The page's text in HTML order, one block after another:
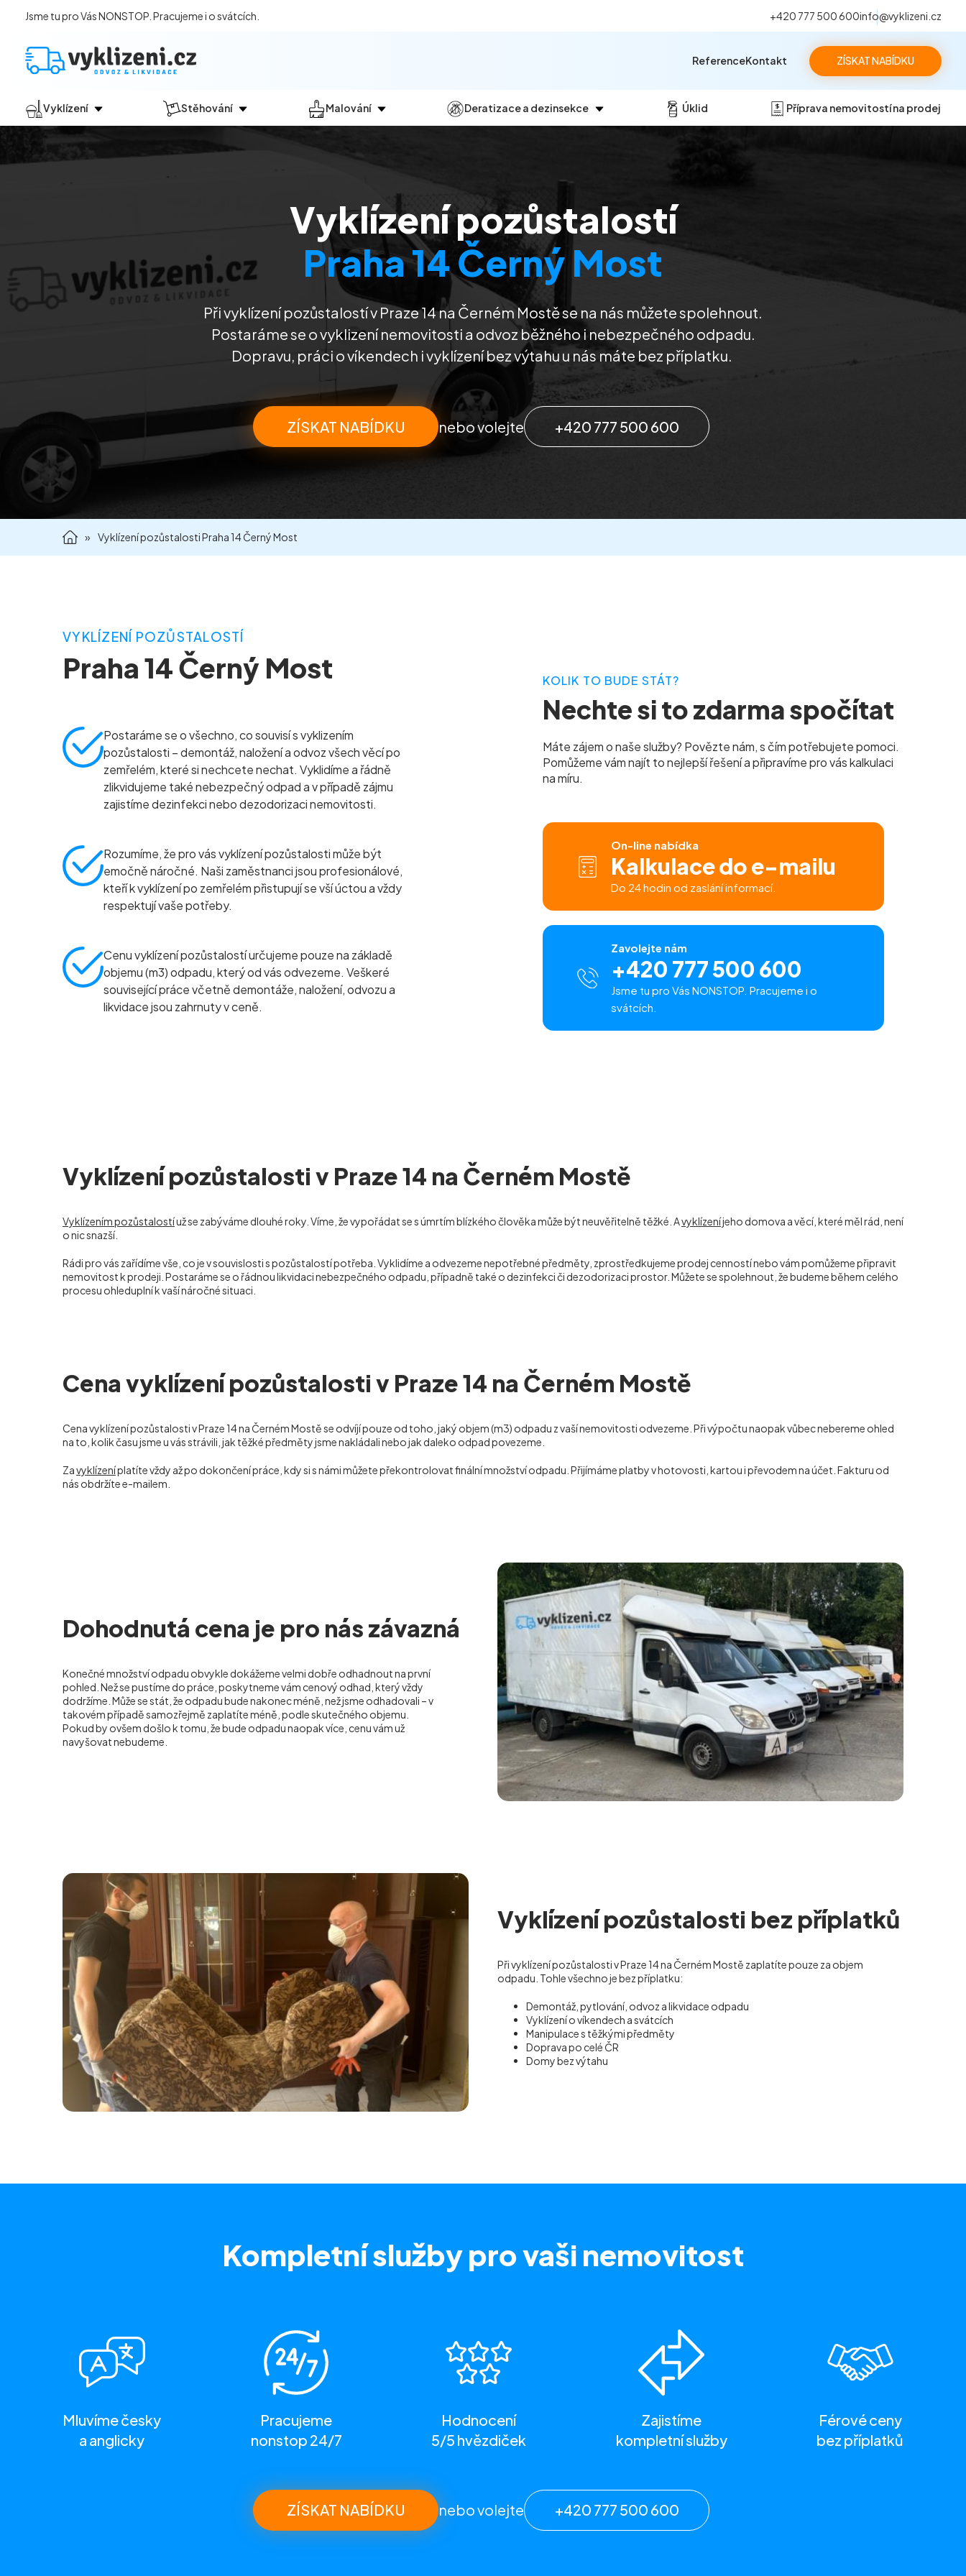
Jsme tu pro Vás NONSTOP. Pracujeme i o svátcích. +420 777 500 600info@vyklizeni.cz
ZÍSKAT NABÍDKU
Vyklízení
Jak vyklízení probíhá?
Vyklízení sklepů a garáží
Vyklízení zahrad
Stěhování Malování
Malování kanceláří
Malování komerčních prostor
Deratizace a dezinsekce
Dezinsekce
Úklid Příprava nemovitostí na prodej
ReferenceKontakt
Vyklízení pozůstalostí
Praha 14 Černý Most
Při vyklízení pozůstalostív Praze 14 na Černém Mostěse na nás můžete spolehnout.
Postaráme se o vyklizení nemovitosti a odvoz běžného i nebezpečného odpadu.
Dopravu, práci o víkendech i vyklízení bez výtahu u nás máte bez příplatku.
ZÍSKAT NABÍDKU nebo volejte +420 777 500 600
» Vyklízení pozůstalosti Praha 14 Černý Most
VYKLÍZENÍ POZŮSTALOSTÍ
Praha 14 Černý Most
Postaráme se o všechno, co souvisí s vyklizením
pozůstalosti – demontáž, naložení a odvoz všech věcí po
zemřelém, které si nechcete nechat. Vyklidíme a řádně
zlikvidujeme také nebezpečný odpad a v případě zájmu
zajistíme dezinfekci nebo dezodorizaci nemovitosti.
Rozumíme, že pro vás vyklízení pozůstalosti může být
emočně náročné. Naši zaměstnanci jsou profesionálové,
kteří k vyklízení po zemřelém přistupují se vší úctou a vždy
respektují vaše potřeby.
Cenu vyklízení pozůstalostí určujeme pouze na základě
objemu (m3) odpadu, který od vás odvezeme. Veškeré
související práce včetně demontáže, naložení, odvozu a
likvidace jsou zahrnuty v ceně.
KOLIK TO BUDE STÁT?
Nechte si to zdarma spočítat
Máte zájem o naše služby? Povězte nám, s čím potřebujete pomoci.
Pomůžeme vám najít to nejlepší řešení a připravíme pro vás kalkulaci
na míru.
On-line nabídka
Kalkulace do e-mailu
Do 24 hodin od zaslání informací.
Zavolejte nám
+420 777 500 600
Jsme tu pro Vás NONSTOP. Pracujeme i o
svátcích.
Vyklízení pozůstalosti v Praze 14 na Černém Mostě
Vyklízením pozůstalostíuž se zabýváme dlouhé roky. Víme, že vypořádat se s úmrtím blízkého člověka může být neuvěřitelně těžké. Avyklízeníjeho domova a věcí, které měl rád, není
o nic snazší.
Rádi pro vás zařídíme vše, co je v souvislosti s pozůstalostí potřeba. Vyklidíme a odvezeme nepotřebné předměty, zprostředkujeme prodej cenností nebo vám pomůžeme připravit
nemovitost k prodeji. Postaráme se o řádnou likvidaci nebezpečného odpadu, případně také o dezinfekci či dezodorizaci prostor. Můžete se spolehnout, že budeme během celého
procesu ohleduplní k vaší náročné situaci.
Cena vyklízení pozůstalosti v Praze 14 na Černém Mostě
Cena vyklízení pozůstalosti v Praze 14 na Černém Mostěse odvíjí pouze od toho, jaký objem (m3) odpadu z vaší nemovitosti odvezeme. Při výpočtu naopak vůbec nebereme ohled
na to, kolik času jsme u vás strávili, jak těžké předměty jsme nakládali nebo jak daleko odpad povezeme.
Zavyklízeníplatíte vždy až po dokončení práce, kdy si s námi můžete překontrolovat finální množství odpadu. Přijímáme platby v hotovosti, kartou i převodem na účet. Fakturu od
nás obdržíte e-mailem.
Dohodnutá cena je pro nás závazná
Konečné množství odpadu obvykle dokážeme velmi dobře odhadnout na první
pohled. Než se pustíme do práce, poskytneme vám cenový odhad, který vždy
dodržíme. Může se stát, že odpadu bude nakonec méně, než jsme odhadovali – v
takovém případě samozřejmě zaplatíte méně, podle skutečného objemu.
Pokud by ovšem došlo k tomu, že bude odpadu naopak více, cenu vám už
navyšovat nebudeme.
Vyklízení pozůstalosti bez příplatků
Při vyklízení pozůstalosti v Praze 14 na Černém Mostě zaplatíte pouze za objem
odpadu. Tohle všechno je bez příplatku:
Demontáž, pytlování, odvoz a likvidace odpadu
Vyklízení o víkendech a svátcích
Manipulace s těžkými předměty
Doprava po celé ČR
Domy bez výtahu
Kompletní službypro vaši nemovitost
Mluvíme česky
a anglicky
Pracujeme
nonstop 24/7
Hodnocení
5/5 hvězdiček
Zajistíme
kompletní služby
Férové ceny
bez příplatků
ZÍSKAT NABÍDKU nebo volejte +420 777 500 600